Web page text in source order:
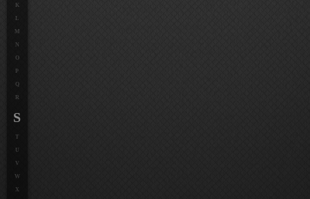
K
L
M
N
O
P
Q
R
S
T
U
V
W
X